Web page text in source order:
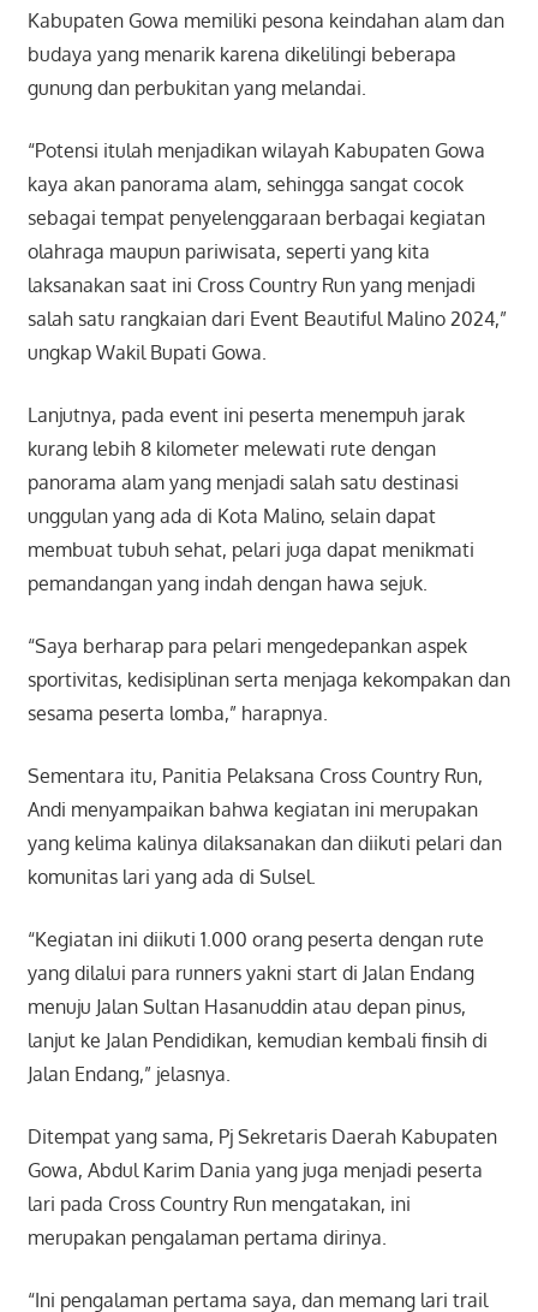
Kabupaten Gowa memiliki pesona keindahan alam dan
budaya yang menarik karena dikelilingi beberapa
gunung dan perbukitan yang melandai.
“Potensi itulah menjadikan wilayah Kabupaten Gowa
kaya akan panorama alam, sehingga sangat cocok
sebagai tempat penyelenggaraan berbagai kegiatan
olahraga maupun pariwisata, seperti yang kita
laksanakan saat ini Cross Country Run yang menjadi
salah satu rangkaian dari Event Beautiful Malino 2024,”
ungkap Wakil Bupati Gowa.
Lanjutnya, pada event ini peserta menempuh jarak
kurang lebih 8 kilometer melewati rute dengan
panorama alam yang menjadi salah satu destinasi
unggulan yang ada di Kota Malino, selain dapat
membuat tubuh sehat, pelari juga dapat menikmati
pemandangan yang indah dengan hawa sejuk.
“Saya berharap para pelari mengedepankan aspek
sportivitas, kedisiplinan serta menjaga kekompakan dan
sesama peserta lomba,” harapnya.
Sementara itu, Panitia Pelaksana Cross Country Run,
Andi menyampaikan bahwa kegiatan ini merupakan
yang kelima kalinya dilaksanakan dan diikuti pelari dan
komunitas lari yang ada di Sulsel.
“Kegiatan ini diikuti 1.000 orang peserta dengan rute
yang dilalui para runners yakni start di Jalan Endang
menuju Jalan Sultan Hasanuddin atau depan pinus,
lanjut ke Jalan Pendidikan, kemudian kembali finsih di
Jalan Endang,” jelasnya.
Ditempat yang sama, Pj Sekretaris Daerah Kabupaten
Gowa, Abdul Karim Dania yang juga menjadi peserta
lari pada Cross Country Run mengatakan, ini
merupakan pengalaman pertama dirinya.
“Ini pengalaman pertama saya, dan memang lari trail